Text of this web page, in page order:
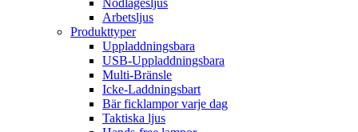
Nödlägesljus
Arbetsljus
Produkttyper
Uppladdningsbara
USB-Uppladdningsbara
Multi-Bränsle
Icke-Laddningsbart
Bär ficklampor varje dag
Taktiska ljus